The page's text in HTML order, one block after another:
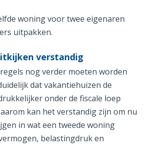
woning voor twee eigenaren
uitpakken.
verstandig
nog verder moeten worden
dat vakantiehuizen de
onder de fiscale loep
kan het verstandig zijn om nu
in wat een tweede woning
belastingdruk en